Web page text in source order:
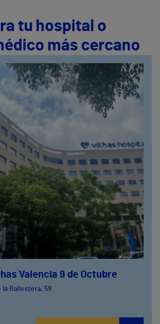
tu hospital o
más cercano
Valencia 9 de Octubre
la Ballestera, 59